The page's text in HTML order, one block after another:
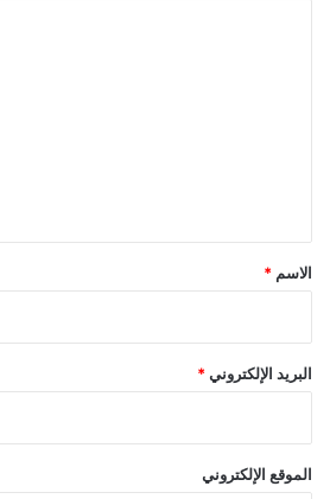
*
الاسم *
البريد الإلكتروني *
الموقع الإلكتروني